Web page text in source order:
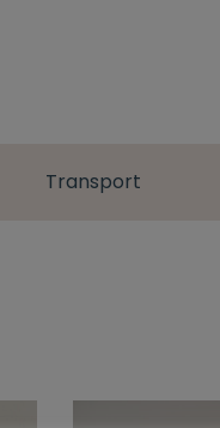
Transport